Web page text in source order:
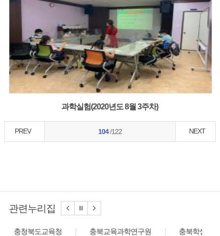
과학실험(2020년도 8월 3주차)
PREV 104/122 NEXT
관련누리집
충청북도교육청 충북교육과학연구원 충북학생교